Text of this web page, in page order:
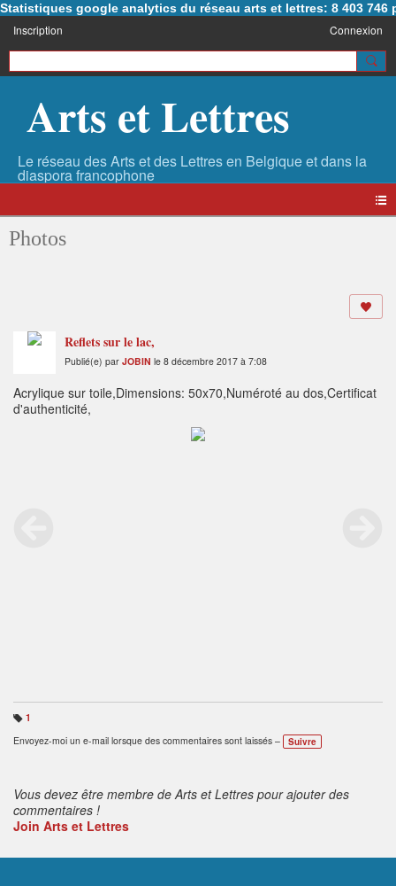
Statistiques google analytics du réseau arts et lettres: 8 403 746
Inscription Connexion
Arts et Lettres
Photos
Reflets sur le lac,
Publié(e) par JOBIN le 8 décembre 2017 à 7:08
Acrylique sur toile,Dimensions: 50x70,Numéroté au dos,Certificat
d'authenticité,
B
ali
s
1
Envoyez-moi un e-mail lorsque des commentaires sont laissés –
Suivre
Vous devez être membre de Arts et Lettres pour ajouter des
commentaires !
Join Arts et Lettres